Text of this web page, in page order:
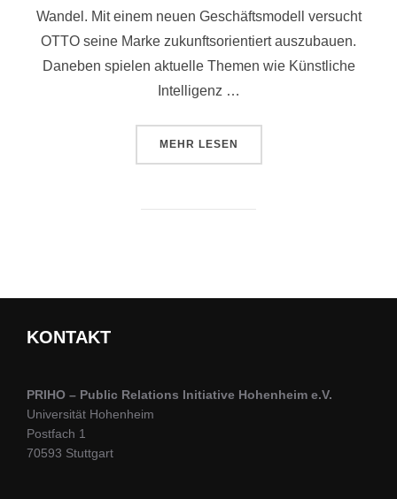
Wandel. Mit einem neuen Geschäftsmodell versucht
OTTO seine Marke zukunftsorientiert auszubauen.
Daneben spielen aktuelle Themen wie Künstliche
Intelligenz …
MEHR ÜBER „PRESSEKONFERENZ
LESEN
KONTAKT
PRIHO – Public Relations Initiative Hohenheim e.V.
Universität Hohenheim
Postfach 1
70593 Stuttgart